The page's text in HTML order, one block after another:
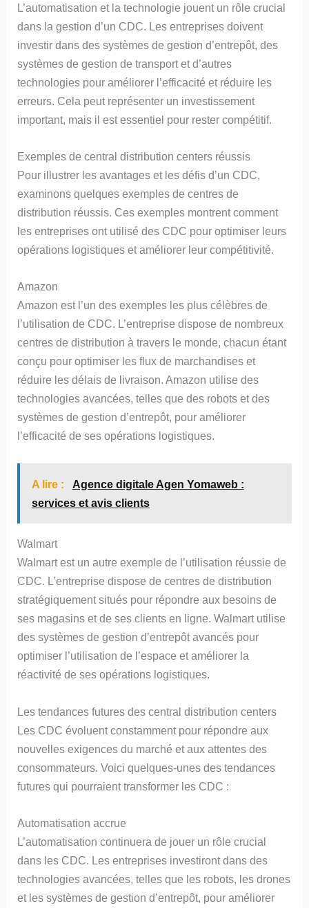
L’automatisation et la technologie jouent un rôle crucial
dans la gestion d’un CDC. Les entreprises doivent
investir dans des systèmes de gestion d’entrepôt, des
systèmes de gestion de transport et d’autres
technologies pour améliorer l’efficacité et réduire les
erreurs. Cela peut représenter un investissement
important, mais il est essentiel pour rester compétitif.
Exemples de central distribution centers réussis
Pour illustrer les avantages et les défis d’un CDC,
examinons quelques exemples de centres de
distribution réussis. Ces exemples montrent comment
les entreprises ont utilisé des CDC pour optimiser leurs
opérations logistiques et améliorer leur compétitivité.
Amazon
Amazon est l’un des exemples les plus célèbres de
l’utilisation de CDC. L’entreprise dispose de nombreux
centres de distribution à travers le monde, chacun étant
conçu pour optimiser les flux de marchandises et
réduire les délais de livraison. Amazon utilise des
technologies avancées, telles que des robots et des
systèmes de gestion d’entrepôt, pour améliorer
l’efficacité de ses opérations logistiques.
A lire :
Agence digitale Agen Yomaweb :
services et avis clients
Walmart
Walmart est un autre exemple de l’utilisation réussie de
CDC. L’entreprise dispose de centres de distribution
stratégiquement situés pour répondre aux besoins de
ses magasins et de ses clients en ligne. Walmart utilise
des systèmes de gestion d’entrepôt avancés pour
optimiser l’utilisation de l’espace et améliorer la
réactivité de ses opérations logistiques.
Les tendances futures des central distribution centers
Les CDC évoluent constamment pour répondre aux
nouvelles exigences du marché et aux attentes des
consommateurs. Voici quelques-unes des tendances
futures qui pourraient transformer les CDC :
Automatisation accrue
L’automatisation continuera de jouer un rôle crucial
dans les CDC. Les entreprises investiront dans des
technologies avancées, telles que les robots, les drones
et les systèmes de gestion d’entrepôt, pour améliorer